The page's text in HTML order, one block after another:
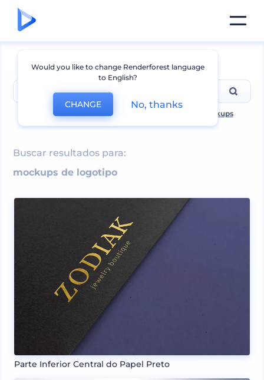
Pesquisas mais populares incluem logo mockups
Buscar resultados para:
mockups de logotipo
Parte Inferior Central do Papel Preto
Would you like to change Renderforest language
to English?
CHANGE No, thanks